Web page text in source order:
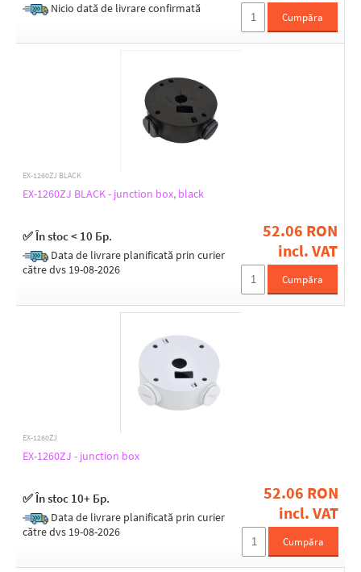
Nicio dată de livrare confirmată
Cumpăra
EX-1260ZJ BLACK
EX-1260ZJ BLACK - junction box, black
✅ În stoc < 10 Бр.
Data de livrare planificată prin curier
către dvs 19-08-2026
52.06 RON
incl. VAT
Cumpăra
EX-1260ZJ
EX-1260ZJ - junction box
✅ În stoc 10+ Бр.
Data de livrare planificată prin curier
către dvs 19-08-2026
52.06 RON
incl. VAT
Cumpăra